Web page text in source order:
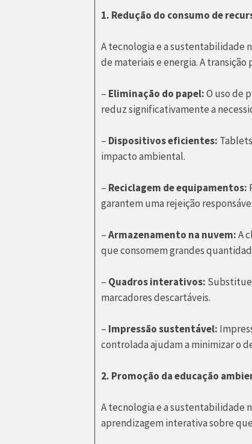
1. Redução do consumo de
A tecnologia e a sustentabilidade
de materiais e energia. A
– Eliminação do papel:O uso de
reduz significativamente a
– Dispositivos eficientes:
impacto ambiental.
– Reciclagem de equipamentos:
garantem uma rejeição
–Armazenamento na nuvem:A
que consomem grandes
– Quadros interativos:
marcadores descartáveis.
– Impressão sustentável:
controlada ajudam a minimizar o
2. Promoção da educação
A tecnologia e a sustentabilidade
aprendizagem interativa sobre